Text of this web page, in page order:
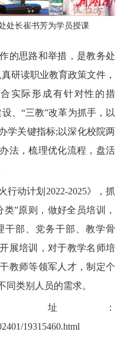
处长崔书芳为学员授课
的思路和举措，是教务处
研读职业教育政策文件，
实际形成有针对性的措
、“三教”改革为抓手，以
学关键指标;以深化校院两
法，梳理优化流程，盘活
行动计划2022-2025》，抓
”原则，做好全员培训，
干部、党务干部、教学骨
展培训，对于教学名师培
教师等领军人才，制定个
类别人员的需求。
址：
19315460.html